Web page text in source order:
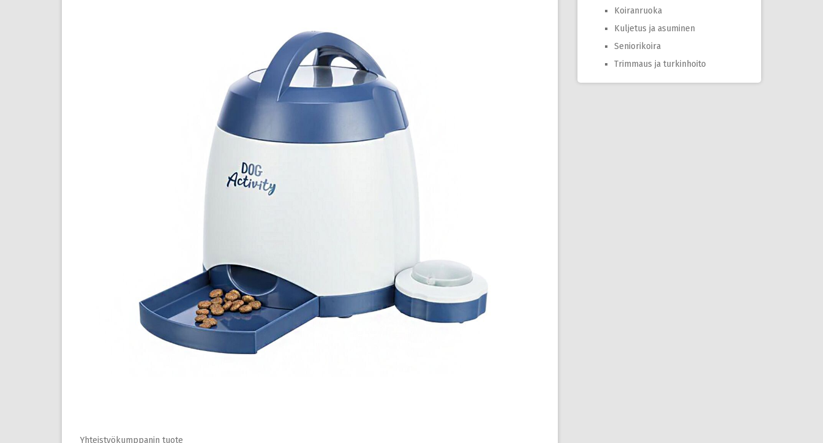
Yhteistyökumppanin tuote
Koiranruoka
Kuljetus ja asuminen
Seniorikoira
Trimmaus ja turkinhoito